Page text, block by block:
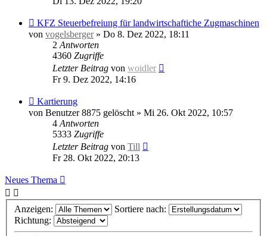
KFZ Steuerbefreiung für landwirtschaftiche Zugmaschinen
von vogelsberger» Do 8. Dez 2022, 18:11
2 Antworten
4360 Zugriffe
Letzter Beitrag von woidler
Fr 9. Dez 2022, 14:16
Kartierung
von Benutzer 8875 gelöscht » Mi 26. Okt 2022, 10:57
4 Antworten
5333 Zugriffe
Letzter Beitrag von Till
Fr 28. Okt 2022, 20:13
Neues Thema
Anzeigen:
Sortiere nach:
Richtung: